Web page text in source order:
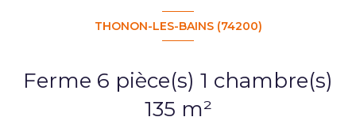
THONON-LES-BAINS (74200)
Ferme 6 pièce(s) 1 chambre(s)
135 m²